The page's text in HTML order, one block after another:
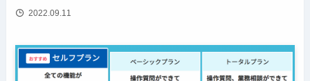
2022.09.11